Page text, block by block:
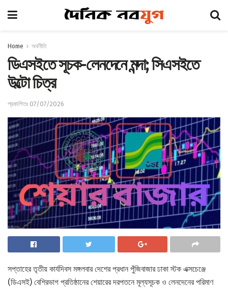
Home অর্থনীতি
ডিএসইতে সূচক-লেনদেনে মন্দা; সিএসইতে
উল্টো চিত্র
প্রকাশিতঃ 07/07/2026
সপ্তাহের তৃতীয় কার্যদিবস মঙ্গলবার দেশের প্রধান পুঁজিবাজার ঢাকা স্টক এক্সচেঞ্জে
(ডিএসই) বেশিরভাগ প্রতিষ্ঠানের শেয়ারের দরপতনে মূল্যসূচক ও লেনদেনের পরিমাণ